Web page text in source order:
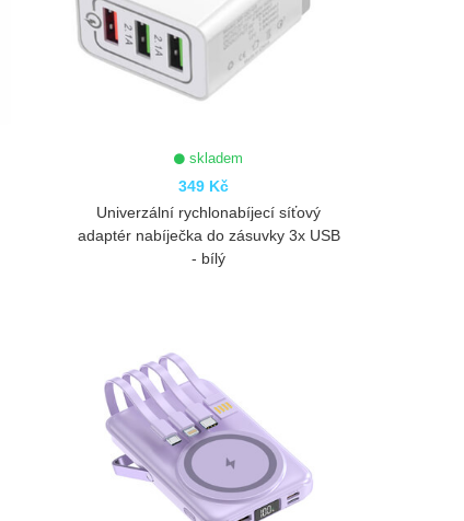
skladem
349 Kč
Univerzální rychlonabíjecí síťový
adaptér nabíječka do zásuvky 3x USB
- bílý